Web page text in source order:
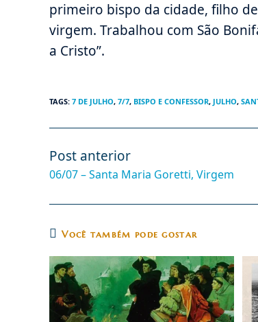
primeiro bispo da cidade, filho
virgem. Trabalhou com São
a Cristo”.
TAGS: 7 DE JULHO, 7/7, BISPO E CONFESSOR, JULHO,
Leia
mais
artigos
Post anterior
06/07 – Santa Maria Goretti, Virgem
Você também pode gostar